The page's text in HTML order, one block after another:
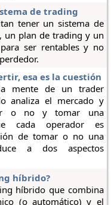
de trading
tener un sistema de
un plan de trading y un
ser rentables y no
esa es la cuestión
mente de un trader
analiza el mercado y
o no y tomar una
cada operador es
de tomar o no una
a dos aspectos
híbrido?
híbrido que combina
(o automático) y el